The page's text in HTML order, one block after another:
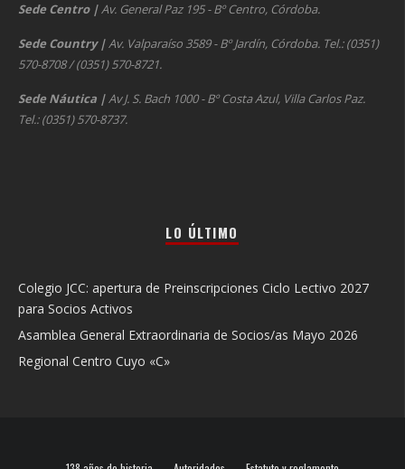
Sede Centro |Av. General Paz 195 - Bº Centro, Córdoba.
Sede Country |Av. Valparaíso 3589 - Bº Jardín, Córdoba. Tel.: (0351)
570-8708 / (0351) 570-8721.
Sede Náutica |Av J. S. Bach 1000 - Bº Costa Azul, Villa Carlos Paz.
Tel.: (0351) 570-8737.
LO ÚLTIMO
Colegio JCC: apertura de Preinscripciones Ciclo Lectivo 2027
para Socios Activos
Asamblea General Extraordinaria de Socios/as Mayo 2026
Regional Centro Cuyo «C»